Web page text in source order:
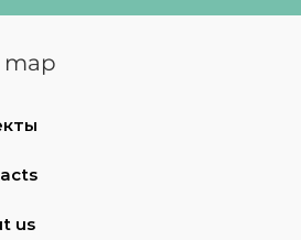
бук, бук артизан
графіт муар
map
us